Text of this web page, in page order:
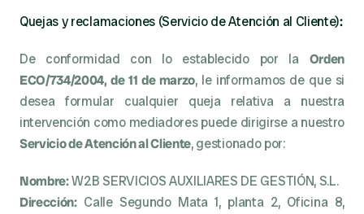
Quejas y reclamaciones (Servicio de Atención al Cliente):
De conformidad con lo establecido por la Orden
ECO/734/2004, de 11 de marzo, le informamos de que si
desea formular cualquier queja relativa a nuestra
Servicio de Atención al Cliente, gestionado por:
Nombre: W2B SERVICIOS AUXILIARES DE GESTIÓN, S.L.
Dirección: Calle Segundo Mata 1, planta 2, Oficina 8,